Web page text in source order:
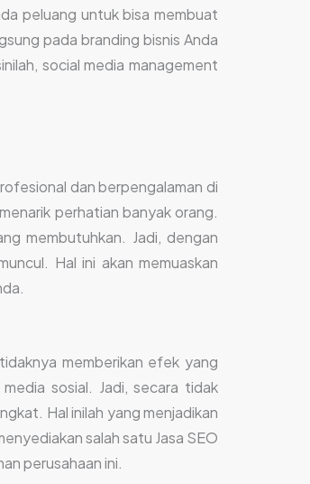
peluang untuk bisa membuat
pada branding bisnis Anda
social media management
dan berpengalaman di
perhatian banyak orang.
membutuhkan. Jadi, dengan
Hal ini akan memuaskan
memberikan efek yang
sosial. Jadi, secara tidak
Hal inilah yang menjadikan
salah satu Jasa SEO
perusahaan ini.